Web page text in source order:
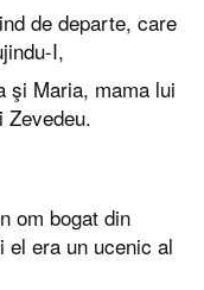
de departe, care
I,
şi Maria, mama lui
om bogat din
el era un ucenic al